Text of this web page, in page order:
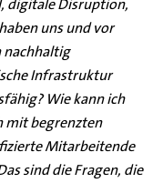
digitale Disruption,
uns und vor
nachhaltig
Infrastruktur
Wie kann ich
mit begrenzten
Mitarbeitende
sind die Fragen, die